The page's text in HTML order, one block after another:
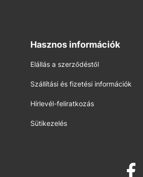
Hasznos információk
Elállás a szerződéstől
Szállítási és fizetési információk
Hírlevél-feliratkozás
Sütikezelés